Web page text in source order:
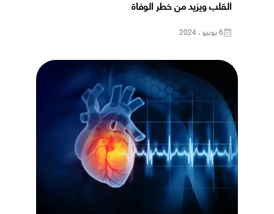
القلب ويزيد من خطر الوفاة
6 يونيو ، 2024